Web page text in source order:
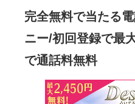
完全無料で当たる
ニー/初回登録で最
で通話料無料